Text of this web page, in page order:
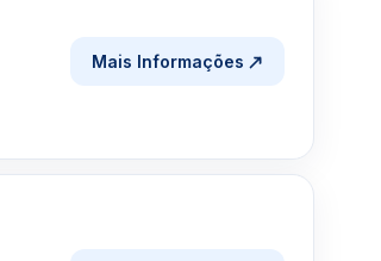
Mais Informações